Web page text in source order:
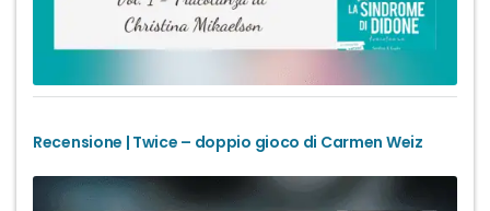
Recensione | Twice – doppio gioco di Carmen Weiz